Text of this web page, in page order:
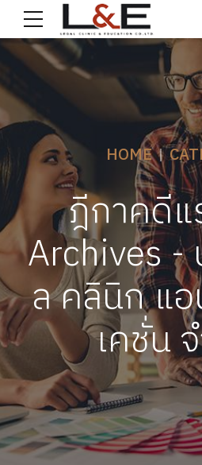
HOME
ฎีกาคดีแ
Archives -
ล คลินิก แ
เคชั่น